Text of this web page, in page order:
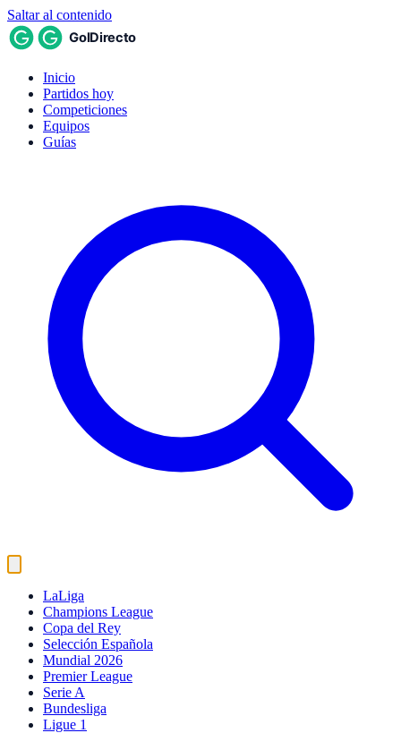
Saltar al contenido
Inicio
Partidos hoy
Competiciones
Equipos
Guías
LaLiga
Champions League
Copa del Rey
Selección Española
Mundial 2026
Premier League
Serie A
Bundesliga
Ligue 1